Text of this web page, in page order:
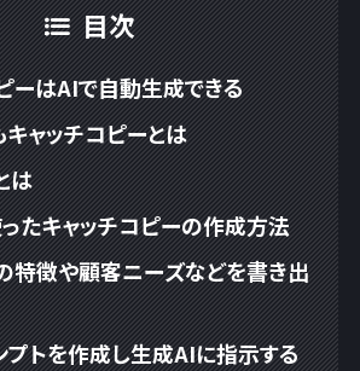
目次
ーはAIで自動生成できる
ャッチコピーとは
は
たキャッチコピーの作成方法
徴や顧客ニーズなどを書き出
プトを作成し生成AIに指示する